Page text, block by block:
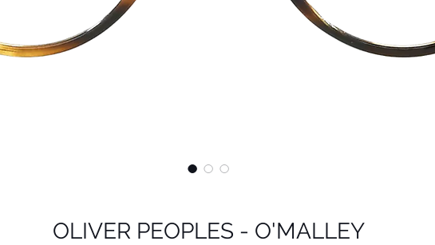
OLIVER PEOPLES - O'MALLEY